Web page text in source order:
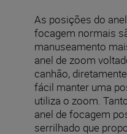
As posições do
focagem normais
manuseamento
anel de zoom
canhão,
fácil manter uma
utiliza o zoom.
anel de focagem
serrilhado que